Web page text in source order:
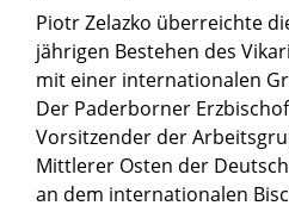
Piotr Zelazko überreichte
jährigen Bestehen des
mit einer internationalen
Der Paderborner
Vorsitzender der
Mittlerer Osten der
an dem internationalen